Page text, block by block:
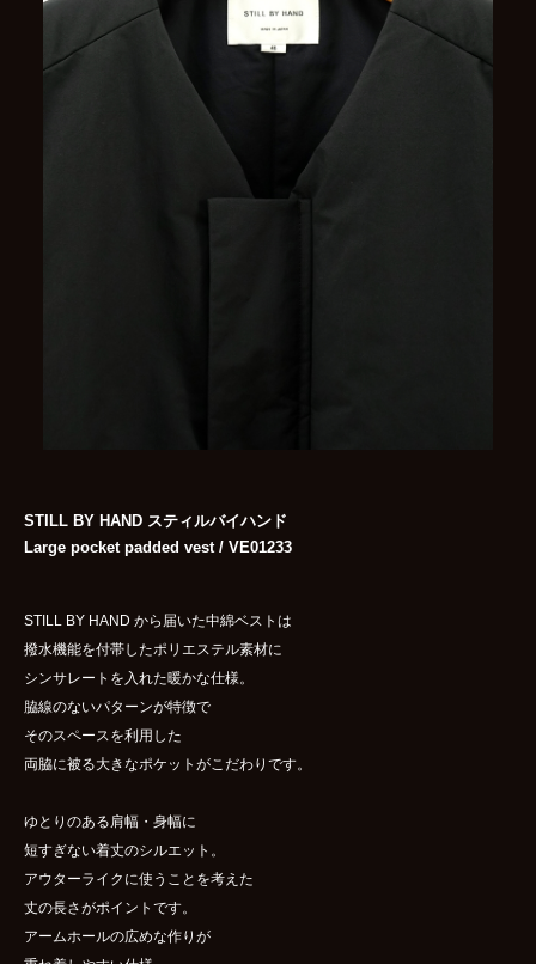
STILL BY HAND スティルバイハンド
Large pocket padded vest / VE01233
STILL BY HAND から届いた中綿ベストは
撥水機能を付帯したポリエステル素材に
シンサレートを入れた暖かな仕様。
脇線のないパターンが特徴で
そのスペースを利用した
両脇に被る大きなポケットがこだわりです。
ゆとりのある肩幅・身幅に
短すぎない着丈のシルエット。
アウターライクに使うことを考えた
丈の長さがポイントです。
アームホールの広めな作りが